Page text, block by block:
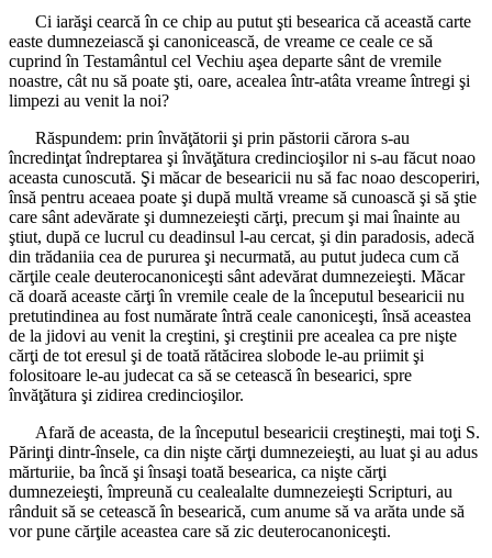
Ci iarăşi cearcă în ce chip au putut şti besearica că această carte
easte dumnezeiască şi canonicească, de vreame ce ceale ce să
cuprind în Testamântul cel Vechiu aşea departe sânt de vremile
noastre, cât nu să poate şti, oare, acealea într-atâta vreame întregi şi
limpezi au venit la noi?
Răspundem: prin învăţătorii şi prin păstorii cărora s-au
încredinţat îndreptarea şi învăţătura credincioşilor ni s-au făcut noao
aceasta cunoscută. Şi măcar de besearicii nu să fac noao descoperiri,
însă pentru aceaea poate şi după multă vreame să cunoască şi să ştie
care sânt adevărate şi dumnezeieşti cărţi, precum şi mai înainte au
ştiut, după ce lucrul cu deadinsul l-au cercat, şi din paradosis, adecă
din trădaniia cea de pururea şi necurmată, au putut judeca cum că
cărţile ceale deuterocanoniceşti sânt adevărat dumnezeieşti. Măcar
că doară aceaste cărţi în vremile ceale de la începutul besearicii nu
pretutindinea au fost numărate întră ceale canoniceşti, însă aceastea
de la jidovi au venit la creştini, şi creştinii pre acealea ca pre nişte
cărţi de tot eresul şi de toată rătăcirea slobode le-au priimit şi
folositoare le-au judecat ca să se cetească în besearici, spre
învăţătura şi zidirea credincioşilor.
Afară de aceasta, de la începutul besearicii creştineşti, mai toţi S.
Părinţi dintr-însele, ca din nişte cărţi dumnezeieşti, au luat şi au adus
mărturiie, ba încă şi însaşi toată besearica, ca nişte cărţi
dumnezeieşti, împreună cu cealealalte dumnezeieşti Scripturi, au
rânduit să se cetească în besearică, cum anume să va arăta unde să
vor pune cărţile aceastea care să zic deuterocanoniceşti.